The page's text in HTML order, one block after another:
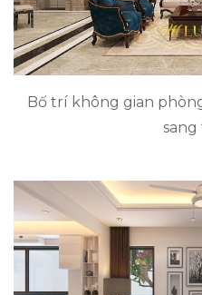
Bố trí không gian